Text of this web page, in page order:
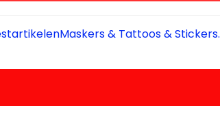
Maskers & Tattoos & Stickers.